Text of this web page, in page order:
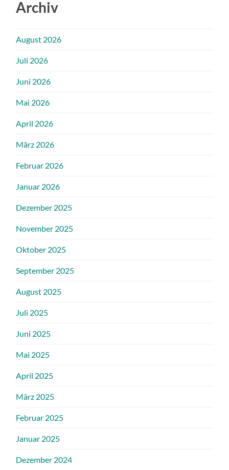
Archiv
August 2026
Juli 2026
Juni 2026
Mai 2026
April 2026
März 2026
Februar 2026
Januar 2026
Dezember 2025
November 2025
Oktober 2025
September 2025
August 2025
Juli 2025
Juni 2025
Mai 2025
April 2025
März 2025
Februar 2025
Januar 2025
Dezember 2024